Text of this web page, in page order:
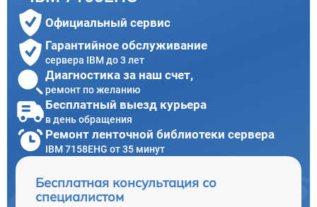
Официальный сервис
Гарантийное обслуживание
сервера IBM до 3 лет
Диагностика за наш счет,
ремонт по желанию
Бесплатный выезд курьера
в день обращения
Ремонт ленточной библиотеки сервера
IBM 7158EHG от 35 минут
Бесплатная консультация со
специалистом